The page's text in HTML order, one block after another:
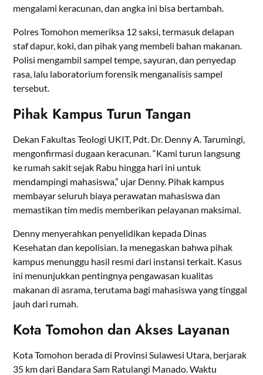
mengalami keracunan, dan angka ini bisa bertambah.
Polres Tomohon memeriksa 12 saksi, termasuk delapan
staf dapur, koki, dan pihak yang membeli bahan makanan.
Polisi mengambil sampel tempe, sayuran, dan penyedap
rasa, lalu laboratorium forensik menganalisis sampel
tersebut.
Pihak Kampus Turun Tangan
Dekan Fakultas Teologi UKIT, Pdt. Dr. Denny A. Tarumingi,
mengonfirmasi dugaan keracunan. “Kami turun langsung
ke rumah sakit sejak Rabu hingga hari ini untuk
mendampingi mahasiswa,” ujar Denny. Pihak kampus
membayar seluruh biaya perawatan mahasiswa dan
memastikan tim medis memberikan pelayanan maksimal.
Denny menyerahkan penyelidikan kepada Dinas
Kesehatan dan kepolisian. Ia menegaskan bahwa pihak
kampus menunggu hasil resmi dari instansi terkait. Kasus
ini menunjukkan pentingnya pengawasan kualitas
makanan di asrama, terutama bagi mahasiswa yang tinggal
jauh dari rumah.
Kota Tomohon dan Akses Layanan
Kota Tomohon berada di Provinsi Sulawesi Utara, berjarak
35 km dari Bandara Sam Ratulangi Manado. Waktu